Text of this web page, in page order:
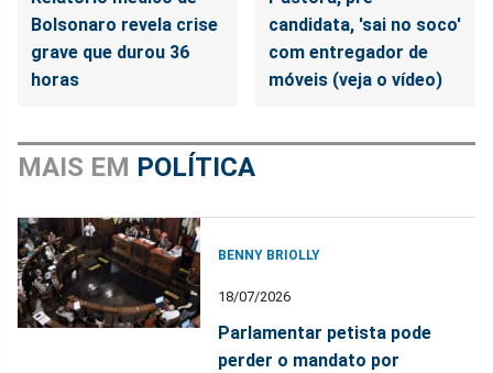
Bolsonaro revela crise
grave que durou 36
horas
candidata, 'sai no soco'
com entregador de
móveis (veja o vídeo)
MAIS EM POLÍTICA
BENNY BRIOLLY
18/07/2026
Parlamentar petista pode
perder o mandato por